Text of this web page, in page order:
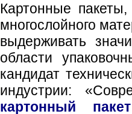
Картонные
многослойного
выдерживать
области
кандидат
индустрии:
картонный пакет